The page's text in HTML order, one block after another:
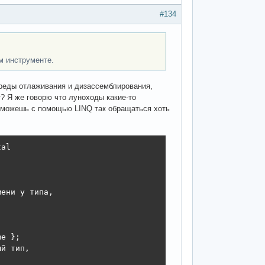
#134
отлаживания и дизассемблирования,
Я же говорю что луноходы какие-то
с помощью LINQ так обращаться хоть
у типа,
};
тип,